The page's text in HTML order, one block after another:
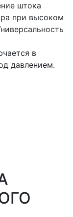
штока
при высоком
в
давлением.